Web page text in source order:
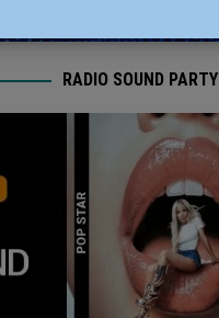
RADIO SOUND PARTY